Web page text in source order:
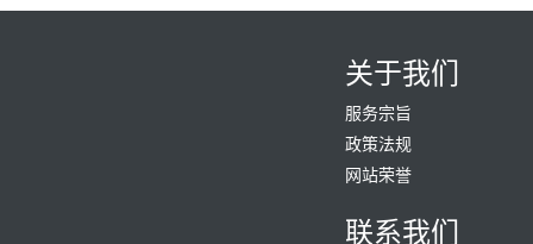
关于我们
服务宗旨
政策法规
网站荣誉
联系我们